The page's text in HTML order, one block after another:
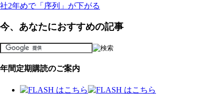
社2年めで「序列」が下がる
今、あなたにおすすめの記事
年間定期購読のご案内